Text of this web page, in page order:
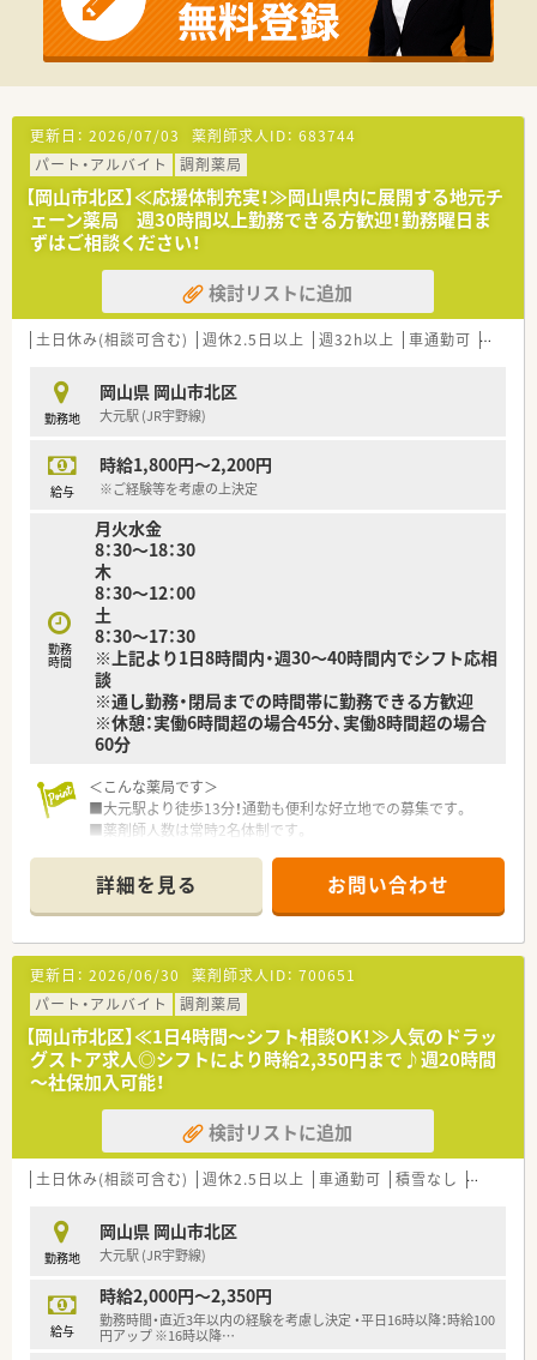
【法人特徴について】
■岡山県南東部地域において、脳神経疾患の専門医療機関として
地域医療を支えている医療法人です。
■岡山県内に病院を含む4つの施設を運営しており、安定した経
■従業員の働きやすさを第一に考え、有給休暇の取得率向上や意
見のヒアリングを積極的に行っています。
【こんな方にオススメ】
■病院薬剤師としてのキャリアをスタートさせたい未経験の方
や、ブランク復帰を目指す方におすすめです。
■短時間正社員制度があるため、仕事と私生活のバランスを重視
したい方に最適です。
■託児所が完備されているため、子育てと仕事を両立させながら
長く働きたいとお考えの方にぴったりです。
更新日： 2026/07/03 薬剤師求人ID： 683744
パート・アルバイト
調剤薬局
【岡山市北区】≪応援体制充実！≫岡山県内に展開する地元チ
ェーン薬局 週30時間以上勤務できる方歓迎！勤務曜日ま
ずはご相談ください！
検討リストに追加
土日休み(相談可含む) 週休2.5日以上 週32h以上 車通勤可 シフト
勤務地
岡山県 岡山市北区
大元駅 (JR宇野線)
給与
時給1,800円～2,200円
※ご経験等を考慮の上決定
勤務
時間
月火水金
8：30～18：30
木
8：30～12：00
土
8：30～17：30
※上記より1日8時間内・週30～40時間内でシフト応相
談
※通し勤務・閉局までの時間帯に勤務できる方歓迎
※休憩：実働6時間超の場合45分、実働8時間超の場合
60分
＜こんな薬局です＞
■大元駅より徒歩13分！通勤も便利な好立地での募集です。
■薬剤師人数は常時2名体制です。
寧な対応を心掛けております。
＜業務内容＞
■近隣の医院より耳鼻科をメインに処方応需しています。
■処方箋枚数は約40～50枚/日です。
＜研修制度＞
■現場の先輩薬剤師より指導を受けて頂きます。
＜法人特徴＞
■岡山県内で10店舗以上展開！今後も新規開局があり、経営の安
定した調剤薬局です。
■地域に密着し、地域のかかりつけ薬局を目指して運営されてい
ます。
■患者様とのコミュニケーションを大切に安全なお薬と情報提
■医療機関の方との勉強会やミーティングに積極的に参加し、
個々のスキルアップにつながる様努力しています。
＜こんな方にもおすすめ＞
■地域に根付いた薬局で長くご勤務したい方
■通勤の利便性も重視されたい方
■週30時間以上勤務可能な方
詳細を見る お問い合わせ
更新日： 2026/06/30 薬剤師求人ID： 700651
パート・アルバイト
調剤薬局
【岡山市北区】≪1日4時間～シフト相談OK！≫人気のドラッ
グストア求人◎シフトにより時給2,350円まで♪週20時間
～社保加入可能！
検討リストに追加
土日休み(相談可含む) 週休2.5日以上 車通勤可 積雪なし 教育制
勤務地
岡山県 岡山市北区
大元駅 (JR宇野線)
給与
時給2,000円～2,350円
勤務時間・直近3年以内の経験を考慮し決定 ・平日16時以降：時給100
円アップ ※16時以降…